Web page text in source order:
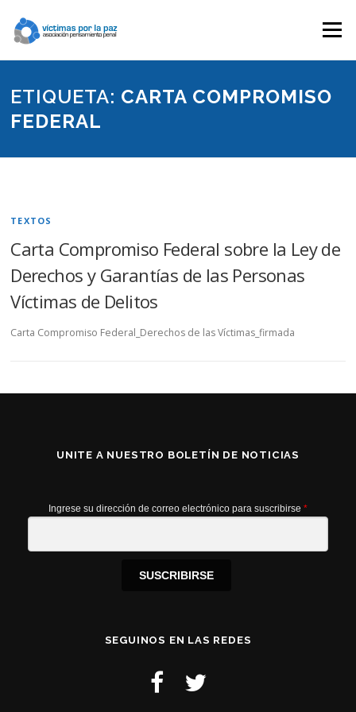
contenido
Menú
ETIQUETA: CARTA COMPROMISO
FEDERAL
TEXTOS
Carta Compromiso Federal sobre la Ley de
Derechos y Garantías de las Personas
Víctimas de Delitos
Carta Compromiso Federal_Derechos de las Víctimas_firmada
UNITE A NUESTRO BOLETÍN DE NOTICIAS
Ingrese su dirección de correo electrónico para suscribirse *
SUSCRIBIRSE
SEGUINOS EN LAS REDES